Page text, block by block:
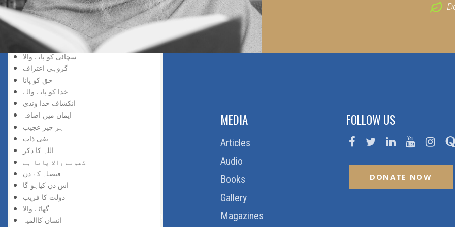
خد اسے نسبت
حق کی پہچان
پانے والا
دریافت کی لذت
سچائی کو پانے والا
گروہی اعتراف
حق کو پانا
خدا کو پانے والے
انکشاف خدا وندی
ایمان میں اضافہ
ہر چیز عجیب
نفی ذات
اللہ کا ذکر
کھونے والا پاتا ہے
فیصلہ کے دن
اس دن کیاہو گا
دولت کا فریب
گھاٹے والا
انسان کاالمیہ
MEDIA
Articles
Audio
Books
Gallery
Magazines
FOLLOW US
DONATE NOW